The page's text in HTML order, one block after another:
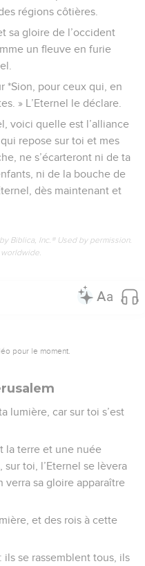
régions côtières.
sa gloire de l’occident
un fleuve en furie
*Sion, pour ceux qui, en
» L’Eternel le déclare.
voici quelle est l’alliance
repose sur toi et mes
ne s’écarteront ni de ta
ni de la bouche de
dès maintenant et
Biblica, Inc.® Used by permission.
pour le moment.
lumière, car sur toi s’est
la terre et une nuée
toi, l’Eternel se lèvera
verra sa gloire apparaître
et des rois à cette
ils se rassemblent tous, ils